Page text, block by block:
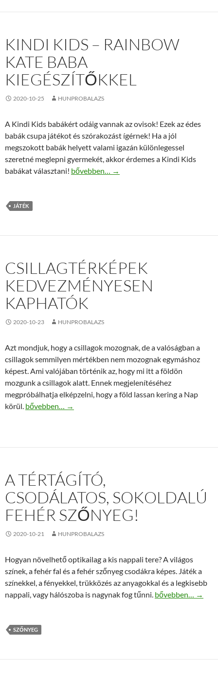
KINDI KIDS – RAINBOW
KATE BABA
KIEGÉSZÍTŐKKEL
2020-10-25 HUNPROBALAZS
A Kindi Kids babákért odáig vannak az ovisok! Ezek az édes
babák csupa játékot és szórakozást ígérnek! Ha a jól
megszokott babák helyett valami igazán különlegessel
szeretné meglepni gyermekét, akkor érdemes a Kindi Kids
babákat választani! Kindi Kids – Rainbow Kate baba
bővebben… →
JÁTÉK
CSILLAGTÉRKÉPEK
KEDVEZMÉNYESEN
KAPHATÓK
2020-10-23 HUNPROBALAZS
Azt mondjuk, hogy a csillagok mozognak, de a valóságban a
csillagok semmilyen mértékben nem mozognak egymáshoz
képest. Ami valójában történik az, hogy mi itt a földön
mozgunk a csillagok alatt. Ennek megjelenítéséhez
megpróbálhatja elképzelni, hogy a föld lassan kering a Nap
körül. Csillagtérképek kedvezményesen kaphatók
bővebben… →
A TÉRTÁGÍTÓ,
CSODÁLATOS, SOKOLDALÚ
FEHÉR SZŐNYEG!
2020-10-21 HUNPROBALAZS
Hogyan növelhető optikailag a kis nappali tere? A világos
színek, a fehér fal és a fehér szőnyeg csodákra képes. Játék a
színekkel, a fényekkel, trükközés az anyagokkal és a legkisebb
nappali, vagy hálószoba is nagynak fog tűnni. A tértágító,
bővebben… →
SZŐNYEG